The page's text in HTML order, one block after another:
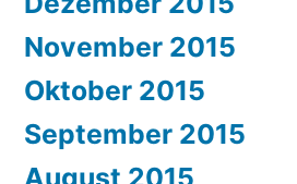
November 2015
Oktober 2015
September 2015
August 2015